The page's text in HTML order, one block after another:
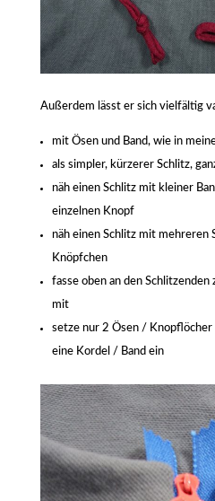
Außerdem lässt er sich vielfältig
mit Ösen und Band, wie in
als simpler, kürzerer Schlitz,
näh einen Schlitz mit kleiner
einzelnen Knopf
näh einen Schlitz mit mehreren
Knöpfchen
fasse oben an den Schlitzenden
mit
setze nur 2 Ösen /
eine Kordel / Band ein